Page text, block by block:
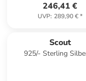
246,41 €
UVP: 289,90 €*
Scout
925/- Sterling